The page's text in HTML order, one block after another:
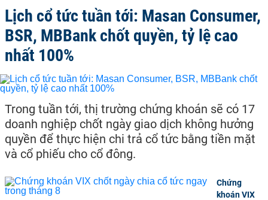
Lịch cổ tức tuần tới: Masan Consumer,
BSR, MBBank chốt quyền, tỷ lệ cao
nhất 100%
Trong tuần tới, thị trường chứng khoán sẽ có 17
doanh nghiệp chốt ngày giao dịch không hưởng
quyền để thực hiện chi trả cổ tức bằng tiền mặt
và cổ phiếu cho cổ đông.
Chứng
khoán VIX